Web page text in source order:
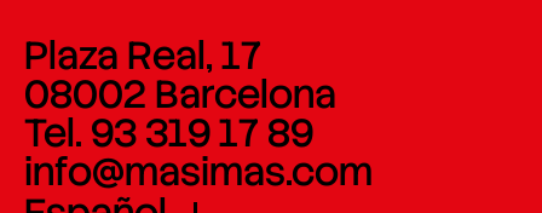
Plaza Real, 17
08002 Barcelona
Tel. 93 319 17 89
info@masimas.com